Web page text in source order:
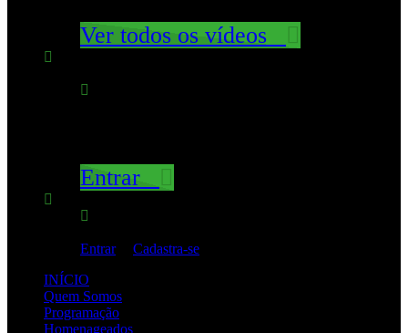
Ver todos os vídeos
Entrar
Entrar| Cadastra-se
INÍCIO
Quem Somos
Programação
Homenageados